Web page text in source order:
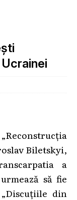
Biletskyi,
a
să fie
din